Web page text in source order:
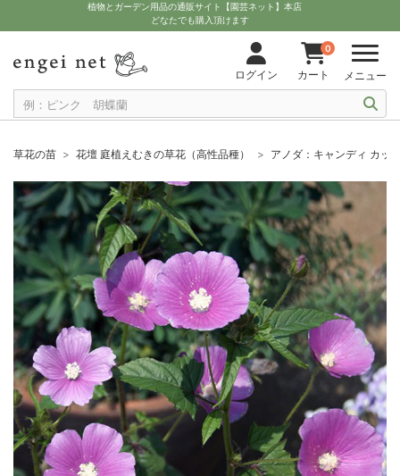
植物とガーデン用品の通販サイト【園芸ネット】本店
どなたでも購入頂けます
ログイン
0
カート メニュー
草花の苗 花壇 庭植えむきの草花（高性品種） アノダ：キャンディ カッ